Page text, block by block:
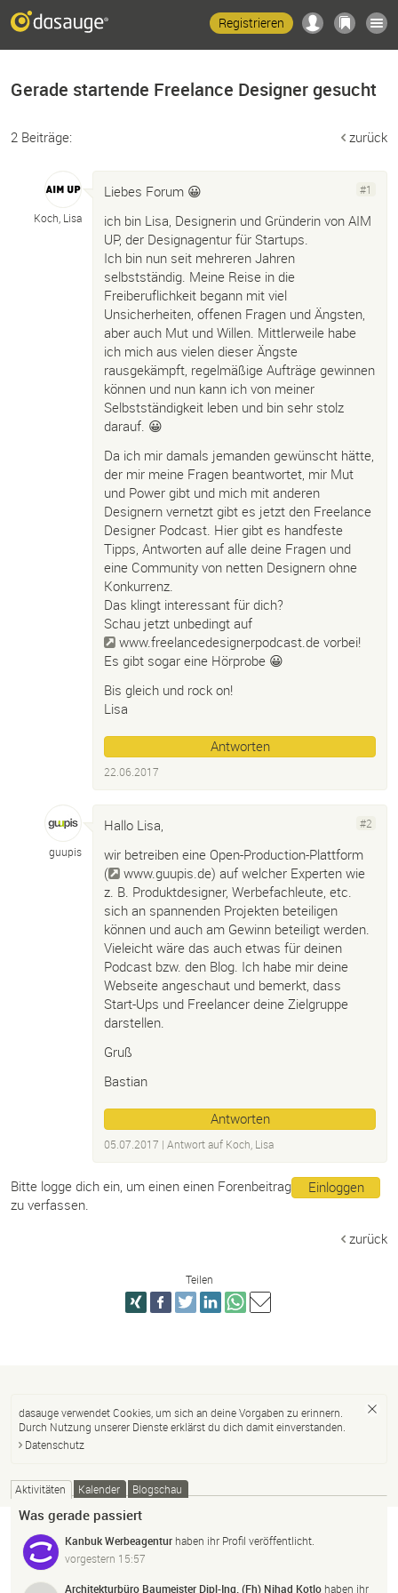
Registrieren
Gerade startende Freelance Designer gesucht
2 Beiträge: zurück
Koch, Lisa
#1
Liebes Forum 😀
ich bin Lisa, Designerin und Gründerin von AIM
UP, der Designagentur für Startups.
Ich bin nun seit mehreren Jahren
selbstständig. Meine Reise in die
Freiberuflichkeit begann mit viel
Unsicherheiten, offenen Fragen und Ängsten,
aber auch Mut und Willen. Mittlerweile habe
ich mich aus vielen dieser Ängste
rausgekämpft, regelmäßige Aufträge gewinnen
können und nun kann ich von meiner
Selbstständigkeit leben und bin sehr stolz
darauf. 😀
Da ich mir damals jemanden gewünscht hätte,
der mir meine Fragen beantwortet, mir Mut
und Power gibt und mich mit anderen
Designern vernetzt gibt es jetzt den Freelance
Designer Podcast. Hier gibt es handfeste
Tipps, Antworten auf alle deine Fragen und
eine Community von netten Designern ohne
Konkurrenz.
Das klingt interessant für dich?
Schau jetzt unbedingt auf
www.freelancedesignerpodcast.de vorbei!
Es gibt sogar eine Hörprobe 😀
Bis gleich und rock on!
Lisa
Antworten
22.06.2017
guupis
#2
Hallo Lisa,
wir betreiben eine Open-Production-Plattform
(
www.guupis.de) auf welcher Experten wie
z. B. Produktdesigner, Werbefachleute, etc.
sich an spannenden Projekten beteiligen
können und auch am Gewinn beteiligt werden.
Vieleicht wäre das auch etwas für deinen
Podcast bzw. den Blog. Ich habe mir deine
Webseite angeschaut und bemerkt, dass
Start-Ups und Freelancer deine Zielgruppe
darstellen.
Gruß
Bastian
Antworten
05.07.2017 | Antwort auf Koch, Lisa
Einloggen
Bitte logge dich ein, um einen einen Forenbeitrag
zu verfassen.
zurück
Teilen
dasauge verwendet Cookies, um sich an deine Vorgaben zu erinnern.
Durch Nutzung unserer Dienste erklärst du dich damit einverstanden.
Datenschutz
Aktivitäten Kalender Blogschau
Was gerade passiert
Kanbuk Werbeagentur haben ihr Profil veröffentlicht.
vorgestern 15:57
Architekturbüro Baumeister Dipl-Ing. (Fh) Nihad Kotlo haben ihr